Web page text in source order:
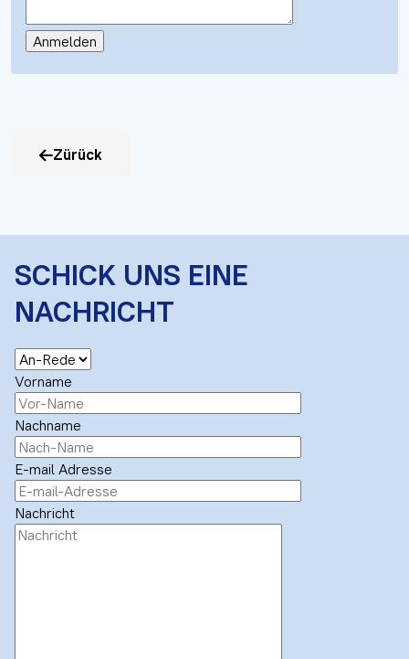
Zürück
SCHICK UNS EINE
NACHRICHT
Vorname
Nachname
E-mail Adresse
Nachricht